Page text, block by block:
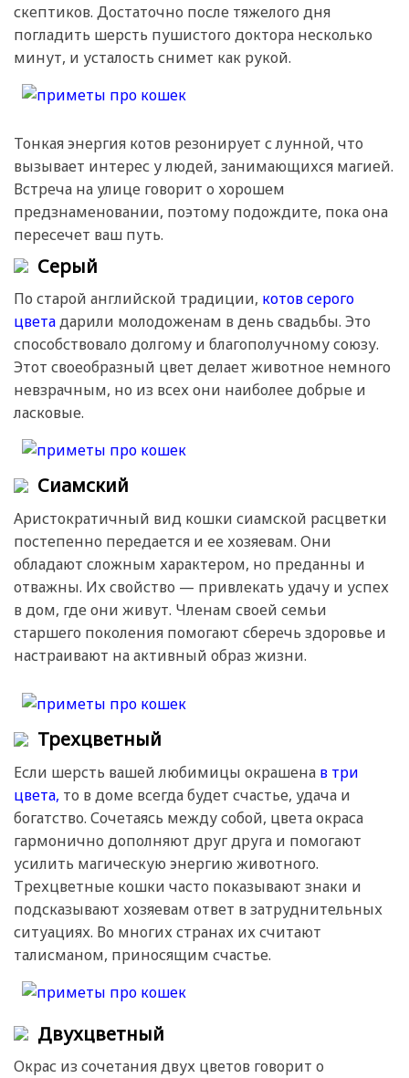
скептиков. Достаточно после тяжелого дня
погладить шерсть пушистого доктора несколько
минут, и усталость снимет как рукой.
Тонкая энергия котов резонирует с лунной, что
вызывает интерес у людей, занимающихся магией.
Встреча на улице говорит о хорошем
предзнаменовании, поэтому подождите, пока она
пересечет ваш путь.
Серый
По старой английской традиции, котов серого
цветадарили молодоженам в день свадьбы. Это
способствовало долгому и благополучному союзу.
Этот своеобразный цвет делает животное немного
невзрачным, но из всех они наиболее добрые и
ласковые.
Сиамский
Аристократичный вид кошки сиамской расцветки
постепенно передается и ее хозяевам. Они
обладают сложным характером, но преданны и
отважны. Их свойство — привлекать удачу и успех
в дом, где они живут. Членам своей семьи
старшего поколения помогают сберечь здоровье и
настраивают на активный образ жизни.
Трехцветный
Если шерсть вашей любимицы окрашена в три
цвета, то в доме всегда будет счастье, удача и
богатство. Сочетаясь между собой, цвета окраса
гармонично дополняют друг друга и помогают
усилить магическую энергию животного.
Трехцветные кошки часто показывают знаки и
подсказывают хозяевам ответ в затруднительных
ситуациях. Во многих странах их считают
талисманом, приносящим счастье.
Двухцветный
Окрас из сочетания двух цветов говорит о